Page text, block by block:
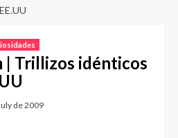
| Trillizos idénticos
de 2009